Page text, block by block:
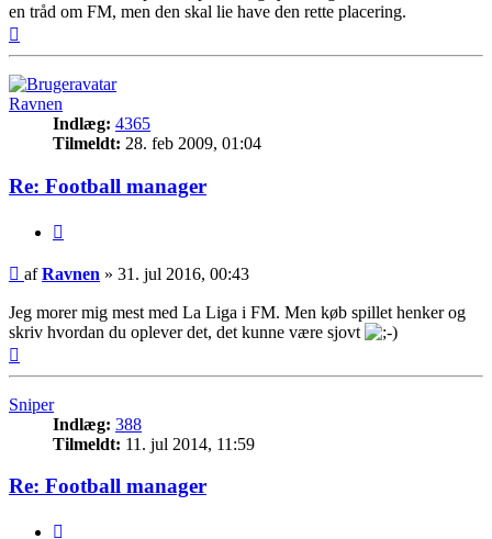
en tråd om FM, men den skal lie have den rette placering.
Ravnen
Indlæg: 4365
Tilmeldt: 28. feb 2009, 01:04
Re: Football manager
Indlæg
afRavnen » 31. jul 2016, 00:43
Jeg morer mig mest med La Liga i FM. Men køb spillet henker og
skriv hvordan du oplever det, det kunne være sjovt
Sniper
Indlæg: 388
Tilmeldt: 11. jul 2014, 11:59
Re: Football manager